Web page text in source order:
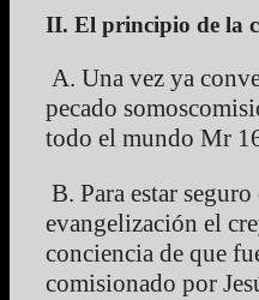
II. El principio de la
A. Una vez ya
pecado
todo el mundo Mr
B. Para estar
evangelización el
conciencia de que
comisionado por